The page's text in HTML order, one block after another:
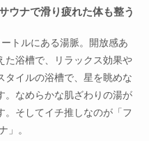
ウナで滑り疲れた体も整う
トルにある湯脈。開放感あ
た浴槽で、リラックス効果や
タイルの浴槽で、星を眺めな
。なめらかな肌ざわりの湯が
。そしてイチ推しなのが「フ
」。